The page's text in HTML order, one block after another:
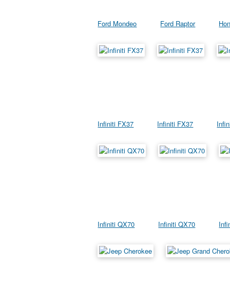
Ford Mondeo Ford Raptor
Infiniti FX37 Infiniti FX37
Infiniti QX70 Infiniti QX70